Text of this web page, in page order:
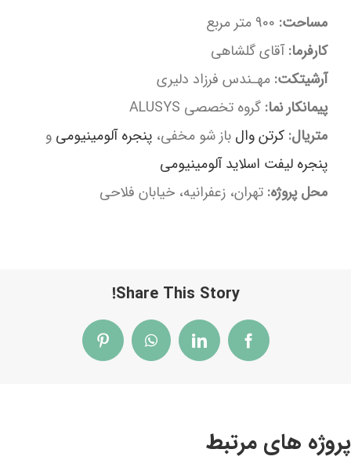
مساحت:
کارفرما:آقای گلشاهی
آرشیتکت: مهـندس فرزاد دلیری
پیمانکار نما: گروه تخصصی ALUSYS
متریال: کرتن وال باز شو مخفی، پنجره آلومینیومی و
پنجره لیفت اسلاید آلومینیومی
محل پروژه: تهران، زعفرانیه، خیابان فلاحی
Share This Story!
Facebook
LinkedIn
WhatsApp
Pinterest
پروژه های مرتبط